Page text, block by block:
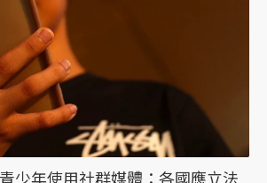
少年使用社群媒體：各國應立法